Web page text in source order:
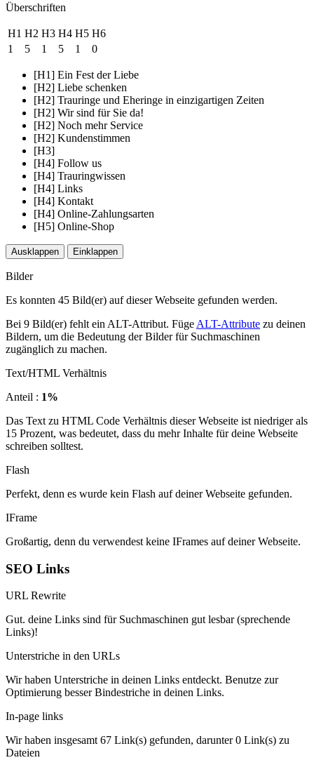
Überschriften
H1 H2 H3 H4 H5 H6
1
5 1 5 1 0
[H1] Ein Fest der Liebe
[H2] Liebe schenken
[H2] Trauringe und Eheringe in einzigartigen Zeiten
[H2] Wir sind für Sie da!
[H2] Noch mehr Service
[H2] Kundenstimmen
[H3]
[H4] Follow us
[H4] Trauringwissen
[H4] Links
[H4] Kontakt
[H4] Online-Zahlungsarten
[H5] Online-Shop
Ausklappen Einklappen
Bilder
Es konnten 45 Bild(er) auf dieser Webseite gefunden werden.
Bei 9 Bild(er) fehlt ein ALT-Attribut. Füge ALT-Attribute zu deinen
Bildern, um die Bedeutung der Bilder für Suchmaschinen
zugänglich zu machen.
Text/HTML Verhältnis
Anteil : 1%
Das Text zu HTML Code Verhältnis dieser Webseite ist niedriger als
15 Prozent, was bedeutet, dass du mehr Inhalte für deine Webseite
schreiben solltest.
Flash
Perfekt, denn es wurde kein Flash auf deiner Webseite gefunden.
IFrame
Großartig, denn du verwendest keine IFrames auf deiner Webseite.
SEO Links
URL Rewrite
Gut. deine Links sind für Suchmaschinen gut lesbar (sprechende
Links)!
Unterstriche in den URLs
Wir haben Unterstriche in deinen Links entdeckt. Benutze zur
Optimierung besser Bindestriche in deinen Links.
In-page links
Wir haben insgesamt 67 Link(s) gefunden, darunter 0 Link(s) zu
Dateien